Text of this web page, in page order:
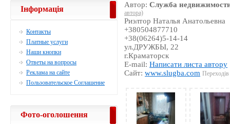
Автор:Служба
автора)
Риэлтор Наталья Анатольевна
+380504877710
+38(06264)5-14-14
ул.ДРУЖБЫ, 22
г.Краматорск
E-mail:Написати листа автору
Сайт:www.slugba.com
Інформація
Контакты
Платные услуги
Наши кнопки
Ответы на вопросы
Реклама на сайте
Пользовательское Соглашение
Фото-оголошення